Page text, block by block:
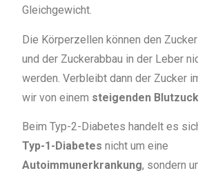
Gleichgewicht.
Die Körperzellen können den
und der Zuckerabbau in der Leber
werden. Verbleibt dann der Zucker
wir von einem steigenden
Beim Typ-2-Diabetes handelt es
Typ-1-Diabetes nicht um eine
Autoimmunerkrankung, sondern